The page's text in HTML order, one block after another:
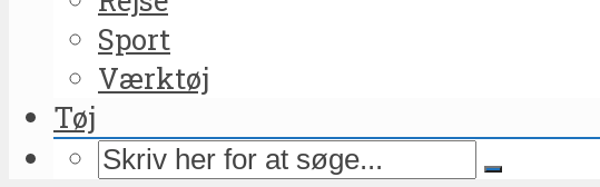
Sport
Værktøj
Tøj